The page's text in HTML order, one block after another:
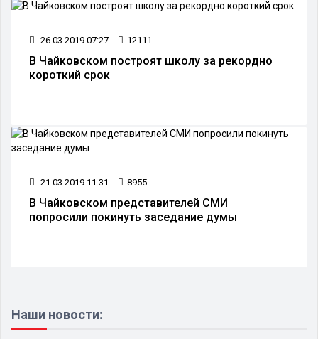
26.03.2019 07:27 12111
В Чайковском построят школу за рекордно
короткий срок
21.03.2019 11:31 8955
В Чайковском представителей СМИ
попросили покинуть заседание думы
Наши новости: